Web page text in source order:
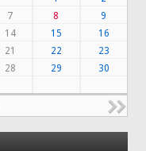
7 8
9
14 15
16
21 22
23
28 29
30